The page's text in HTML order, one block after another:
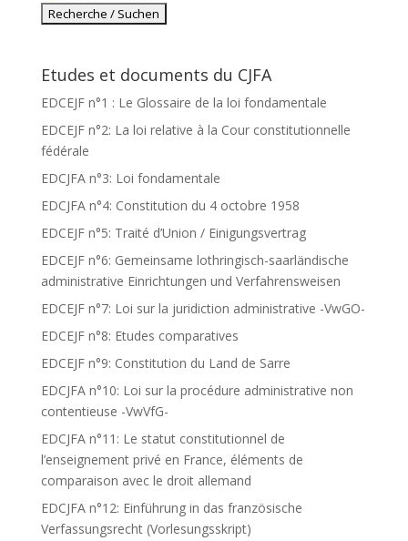
Etudes et documents du CJFA
EDCEJF n°1 : Le Glossaire de la loi fondamentale
EDCEJF n°2: La loi relative à la Cour constitutionnelle
fédérale
EDCJFA n°3: Loi fondamentale
EDCJFA n°4: Constitution du 4 octobre 1958
EDCEJF n°5: Traité d’Union / Einigungsvertrag
EDCEJF n°6: Gemeinsame lothringisch-saarländische
administrative Einrichtungen und Verfahrensweisen
EDCEJF n°7: Loi sur la juridiction administrative -VwGO-
EDCEJF n°8: Etudes comparatives
EDCEJF n°9: Constitution du Land de Sarre
EDCJFA n°10: Loi sur la procédure administrative non
contentieuse -VwVfG-
EDCJFA n°11: Le statut constitutionnel de
l’enseignement privé en France, éléments de
comparaison avec le droit allemand
EDCJFA n°12: Einführung in das französische
Verfassungsrecht (Vorlesungsskript)